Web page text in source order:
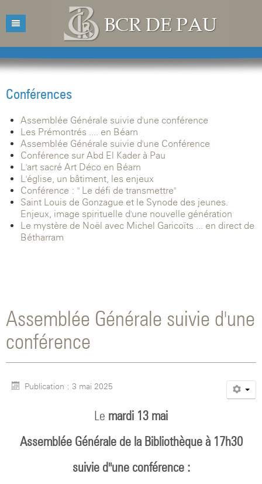
Accueil
Horaires d'ouvertures
Contacts
Mentions légales
Catalogue des livres
Catalogue des revues
Acquisitions
Bibliographies
Conférences
Agenda
Conférences
Assemblée Générale suivie d'une conférence
Les Prémontrés .... en Béarn
Assemblée Générale suivie d'une Conférence
Conférence sur Abd El Kader à Pau
L'art sacré Art Déco en Béarn
L'église, un bâtiment, les enjeux
Conférence : " Le défi de transmettre"
Saint Louis de Gonzague et le Synode des jeunes.
Enjeux, image spirituelle d'une nouvelle génération
Le mystère de Noël avec Michel Garicoïts ... en direct de
Bétharram
Assemblée Générale suivie d'une
conférence
Publication : 3 mai 2025
Le mardi 13 mai
Assemblée Générale de la Bibliothèque à 17h30
suivie d''une conférence :